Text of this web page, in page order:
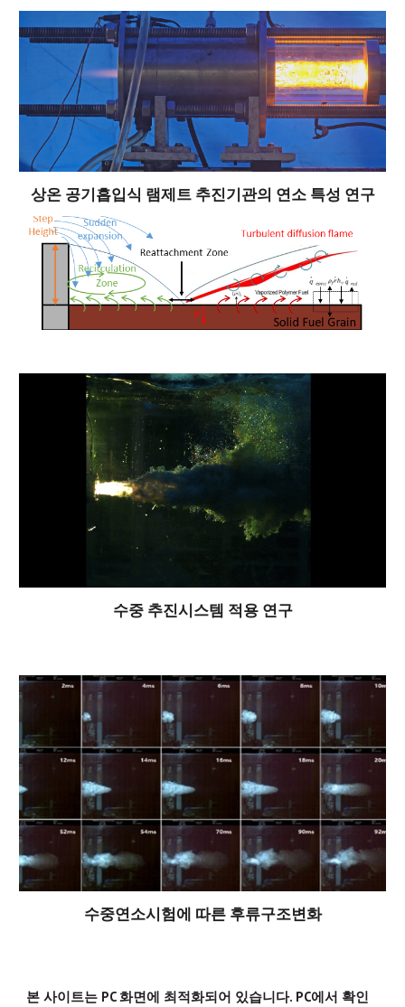
상온 공기흡입식 램제트 추진기관의 연소 특성 연구
수중 추진시스템 적용 연구
수중연소시험에 따른 후류구조변화
본 사이트는 PC 화면에 최적화되어 있습니다. PC에서 확인